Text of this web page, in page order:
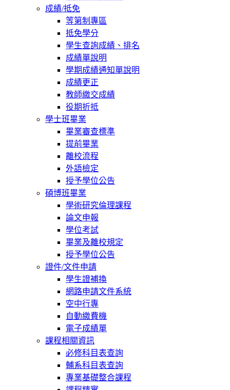
成績/抵免
等第制專區
抵免學分
學生查詢成績、排名
成績單說明
學期成績通知單說明
成績更正
教師繳交成績
役期折抵
學士班畢業
畢業審查標準
提前畢業
離校流程
外語檢定
授予學位公告
碩博班畢業
學術研究倫理課程
論文申報
學位考試
畢業及離校規定
授予學位公告
證件/文件申請
學生證補換
網路申請文件系統
空中行專
自動繳費機
電子成績單
課程相關資訊
必修科目表查詢
輔系科目表查詢
專業基礎整合課程